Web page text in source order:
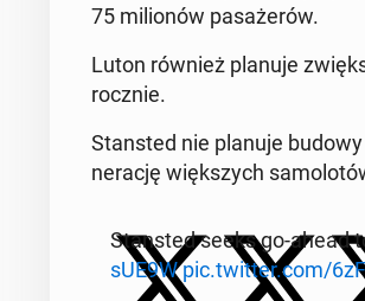
75 mi­lio­nów pa­sa­że­rów.
Luton również planuje
rocznie.
Stan­sted nie planuje
ne­ra­cję więk­szych
Stan­sted seeks go-ahead
sUE9Wpic.twitter.com/